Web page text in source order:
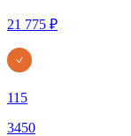
21 775 ₽
115
3450